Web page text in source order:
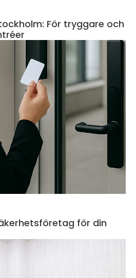
För tryggare och
för din